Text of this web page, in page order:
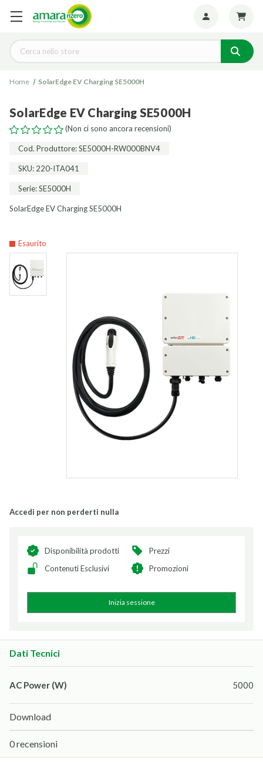
Cerca
Home SolarEdge EV Charging SE5000H
SolarEdge EV Charging SE5000H
(Non ci sono ancora recensioni)
Cod. Produttore: SE5000H-RW000BNV4
SKU: 220-ITA041
Serie: SE5000H
SolarEdge EV Charging SE5000H
Esaurito
Accedi per non perderti nulla
Disponibilità prodotti
Prezzi
Contenuti Esclusivi
Promozioni
Inizia sessione
Dati Tecnici
AC Power (W) 5000
Download
0 recensioni